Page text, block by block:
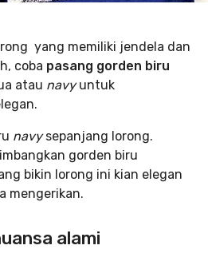
yang memiliki jendela dan
coba pasang gorden biru
atau navyuntuk
navysepanjang lorong.
gorden biru
bikin lorong ini kian elegan
mengerikan.
alami